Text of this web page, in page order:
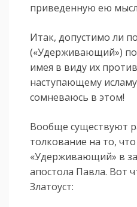
приведенную ею
Итак, допустимо ли
(«Удерживающий»)
имея в виду их
наступающему
сомневаюсь в этом!
Вообще существуют
толкование на то,
«Удерживающий» в
апостола Павла. Вот
Златоуст: